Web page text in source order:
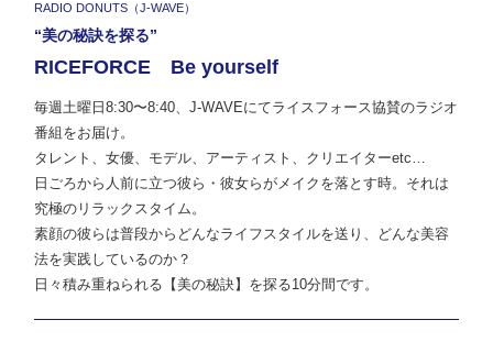
RADIO DONUTS（J-WAVE）
“美の秘訣を探る”
RICEFORCE Be yourself
毎週土曜日8:30〜8:40、J-WAVEにてライスフォース協賛のラジオ
番組をお届け。
タレント、女優、モデル、アーティスト、クリエイターetc…
日ごろから人前に立つ彼ら・彼女らがメイクを落とす時。それは
究極のリラックスタイム。
素顔の彼らは普段からどんなライフスタイルを送り、どんな美容
法を実践しているのか？
日々積み重ねられる【美の秘訣】を探る10分間です。